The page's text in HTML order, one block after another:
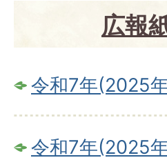
広報
令和7年(2025
令和7年(2025